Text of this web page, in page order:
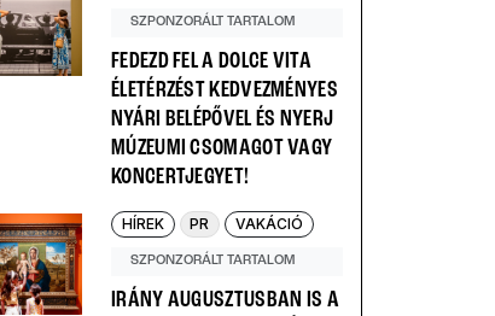
SZPONZORÁLT TARTALOM
FEDEZD FEL A DOLCE VITA
ÉLETÉRZÉST KEDVEZMÉNYES
NYÁRI BELÉPŐVEL ÉS NYERJ
MÚZEUMI CSOMAGOT VAGY
KONCERTJEGYET!
HÍREK PR VAKÁCIÓ
SZPONZORÁLT TARTALOM
IRÁNY AUGUSZTUSBAN IS A